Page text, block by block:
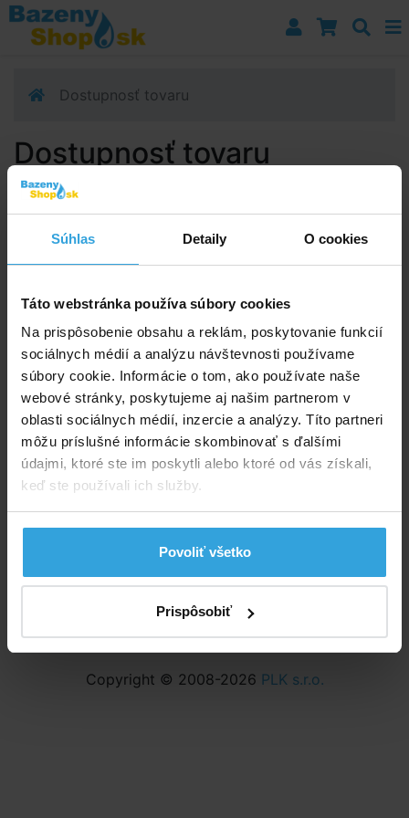
Súhlas Detaily O cookies
Táto webstránka používa súbory cookies
Na prispôsobenie obsahu a reklám, poskytovanie funkcií
sociálnych médií a analýzu návštevnosti používame
súbory cookie. Informácie o tom, ako používate naše
webové stránky, poskytujeme aj našim partnerom v
oblasti sociálnych médií, inzercie a analýzy. Títo partneri
môžu príslušné informácie skombinovať s ďalšími
údajmi, ktoré ste im poskytli alebo ktoré od vás získali,
keď ste používali ich služby.
Povoliť všetko
Prispôsobiť
Prejsť k navigácii
Prejsť na obsah
Prejsť k bočnému stĺpci
Dostupnosť tovaru
Dostupnosť tovaru
Poradíme vám!
info@bazenyshop.sk
02 2057 0035
Všetko o nákupe
Obchodné podmienky
Možnosti dopravy a platby
Reklamácie
Odstúpenie od zmluvy
Nastavenia cookies
Copyright © 2008-2026 PLK s.r.o.